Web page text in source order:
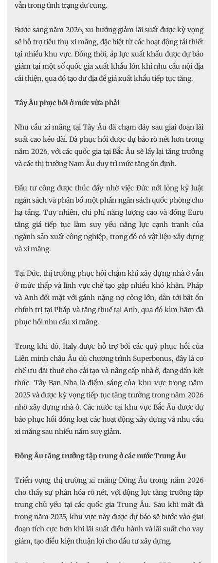
vẫn trong tình trạng dư cung.
Bước sang năm 2026, xu hướng giảm lãi suất được kỳ vọng
sẽ hỗ trợ tiêu thụ xi măng, đặc biệt từ các hoạt động tái thiết
tại nhiều khu vực. Đồng thời, áp lực xuất khẩu được dự báo
giảm tại một số quốc gia xuất khẩu lớn khi nhu cầu nội địa
cải thiện, qua đó tạo dư địa để giá xuất khẩu tiếp tục tăng.
Tây Âu phục hồi ở mức vừa phải
Nhu cầu xi măng tại Tây Âu đã chạm đáy sau giai đoạn lãi
suất cao kéo dài. Đà phục hồi được dự báo rõ nét hơn trong
năm 2026, với các quốc gia tại Bắc Âu sẽ lấy lại tăng trưởng
và các thị trường Nam Âu duy trì mức tăng ổn định.
Đầu tư công được thúc đẩy nhờ việc Đức nới lỏng kỷ luật
ngân sách và phân bổ một phần ngân sách quốc phòng cho
hạ tầng. Tuy nhiên, chi phí năng lượng cao và đồng Euro
tăng giá tiếp tục làm suy yếu năng lực cạnh tranh của
ngành sản xuất công nghiệp, trong đó có vật liệu xây dựng
và xi măng.
Tại Đức, thị trường phục hồi chậm khi xây dựng nhà ở vẫn
ở mức thấp và lĩnh vực chế tạo gặp nhiều khó khăn. Pháp
và Anh đối mặt với gánh nặng nợ công lớn, dẫn tới bất ổn
chính trị tại Pháp và tăng thuế tại Anh, qua đó kìm hãm đà
phục hồi nhu cầu xi măng.
Trong khi đó, Italy được hỗ trợ bởi các quỹ phục hồi của
Liên minh châu Âu dù chương trình Superbonus, đây là cơ
chế ưu đãi thuế cho cải tạo và nâng cấp nhà ở, đang dần kết
thúc. Tây Ban Nha là điểm sáng của khu vực trong năm
2025 và được kỳ vọng tiếp tục tăng trưởng trong năm 2026
nhờ xây dựng nhà ở. Các nước tại khu vực Bắc Âu được dự
báo phục hồi đồng loạt các hoạt động xây dựng và nhu cầu
xi măng sau nhiều năm suy giảm.
Đông Âu tăng trưởng tập trung ở các nước Trung Âu
Triển vọng thị trường xi măng Đông Âu trong năm 2026
cho thấy sự phân hóa rõ nét, với động lực tăng trưởng tập
trung chủ yếu tại các quốc gia Trung Âu. Sau khi mất đà
trong năm 2025, khu vực này được dự báo sẽ bước vào giai
đoạn tích cực hơn khi lãi suất điều hành và lãi suất cho vay
giảm, tạo điều kiện thuận lợi cho đầu tư xây dựng.